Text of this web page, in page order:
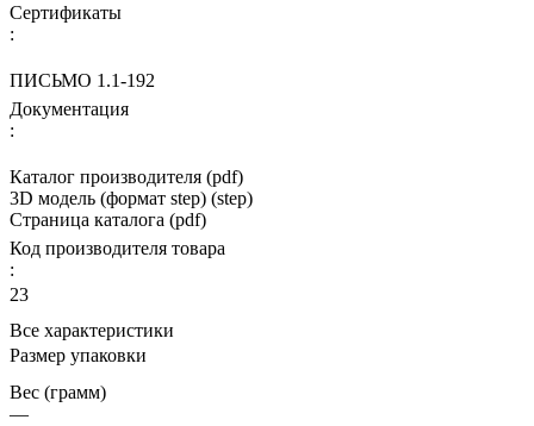
Сертификаты
:
ПИСЬМО 1.1-192
Документация
:
Каталог производителя (pdf)
3D модель (формат step) (step)
Страница каталога (pdf)
Код производителя товара
:
23
Все характеристики
Размер упаковки
Вес (грамм)
—